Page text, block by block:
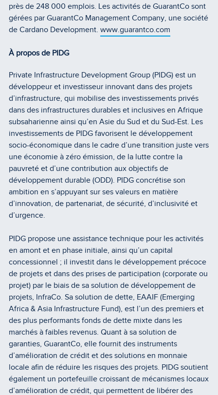
près de 248 000 emplois. Les activités de GuarantCo sont
gérées par GuarantCo Management Company, une société
de Cardano Development. www.guarantco.com
À propos de PIDG
Private Infrastructure Development Group (PIDG) est un
développeur et investisseur innovant dans des projets
d’infrastructure, qui mobilise des investissements privés
dans des infrastructures durables et inclusives en Afrique
subsaharienne ainsi qu’en Asie du Sud et du Sud-Est. Les
investissements de PIDG favorisent le développement
socio-économique dans le cadre d’une transition juste vers
une économie à zéro émission, de la lutte contre la
pauvreté et d’une contribution aux objectifs de
développement durable (ODD). PIDG concrétise son
ambition en s’appuyant sur ses valeurs en matière
d’innovation, de partenariat, de sécurité, d’inclusivité et
d’urgence.
PIDG propose une assistance technique pour les activités
en amont et en phase initiale, ainsi qu’un capital
concessionnel ; il investit dans le développement précoce
de projets et dans des prises de participation (corporate ou
projet) par le biais de sa solution de développement de
projets, InfraCo. Sa solution de dette, EAAIF (Emerging
Africa & Asia Infrastructure Fund), est l’un des premiers et
des plus performants fonds de dette mixte dans les
marchés à faibles revenus. Quant à sa solution de
garanties, GuarantCo, elle fournit des instruments
d’amélioration de crédit et des solutions en monnaie
locale afin de réduire les risques des projets. PIDG soutient
également un portefeuille croissant de mécanismes locaux
d’amélioration de crédit, qui permettent de libérer des